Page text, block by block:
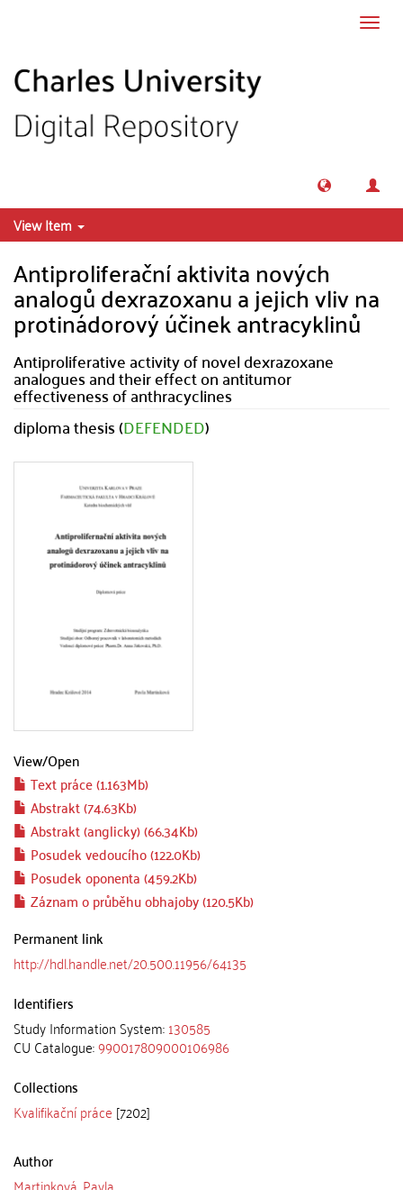
View Item
Antiproliferační aktivita nových
analogů dexrazoxanu a jejich vliv na
protinádorový účinek antracyklinů
Antiproliferative activity of novel dexrazoxane
analogues and their effect on antitumor
effectiveness of anthracyclines
diploma thesis (DEFENDED)
View/Open
Text práce (1.163Mb)
Abstrakt (74.63Kb)
Abstrakt (anglicky) (66.34Kb)
Posudek vedoucího (122.0Kb)
Posudek oponenta (459.2Kb)
Záznam o průběhu obhajoby (120.5Kb)
Permanent link
http://hdl.handle.net/20.500.11956/64135
Identifiers
Study Information System:130585
CU Catalogue:990017809000106986
Collections
Kvalifikační práce [7202]
Author